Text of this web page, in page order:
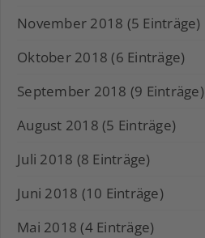
November 2018 (5 Einträge)
Oktober 2018 (6 Einträge)
September 2018 (9 Einträge)
August 2018 (5 Einträge)
Juli 2018 (8 Einträge)
Juni 2018 (10 Einträge)
Mai 2018 (4 Einträge)